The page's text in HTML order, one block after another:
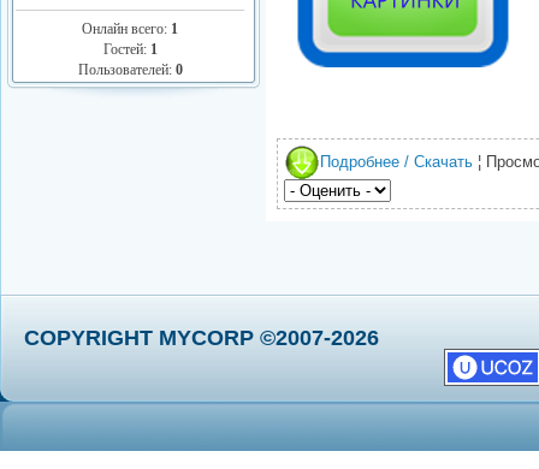
Онлайн всего: 1
Гостей: 1
Пользователей: 0
Подробнее / Скачать ¦
COPYRIGHT MYCORP ©2007-2026